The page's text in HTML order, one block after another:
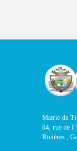
Mairie de
84, rue de
Rivières ,